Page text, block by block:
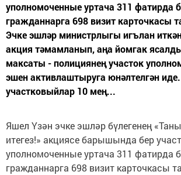
уполномоченные уртача 311 фатирда
гражданнарга 698 визит карточкасы
Эчке эшләр министрлыгы игълан
акция тәмамланып, аңа йомгак
максаты - полициянең участок
эшен активлаштыруга юнәлтелгән
участковыйлар 10 мең...
Яшел Үзән эчке эшләр бүлегенең
итегез!» акциясе барышында бер
уполномоченные уртача 311 фатирда
гражданнарга 698 визит карточкасы